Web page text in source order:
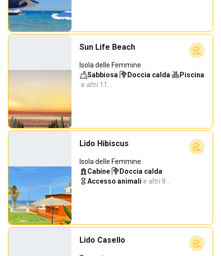
Sun Life Beach
Isola delle Femmine
Sabbiosa· Doccia calda·
Piscina
·e altri 11…
Lido Hibiscus
Isola delle Femmine
Cabine· Doccia calda·
Accesso animali·e altri 8…
Lido Casello